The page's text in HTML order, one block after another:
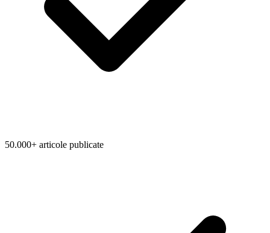
50.000+ articole publicate